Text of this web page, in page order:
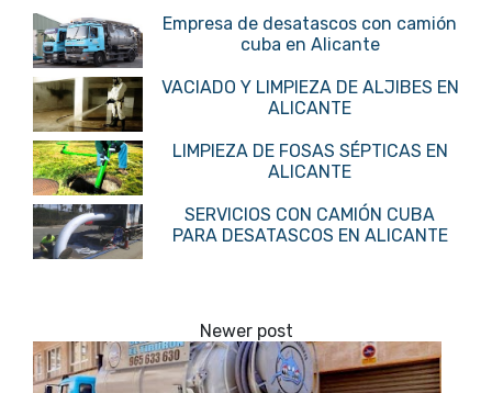
Empresa de desatascos con camión
cuba en Alicante
VACIADO Y LIMPIEZA DE ALJIBES EN
ALICANTE
LIMPIEZA DE FOSAS SÉPTICAS EN
ALICANTE
SERVICIOS CON CAMIÓN CUBA
PARA DESATASCOS EN ALICANTE